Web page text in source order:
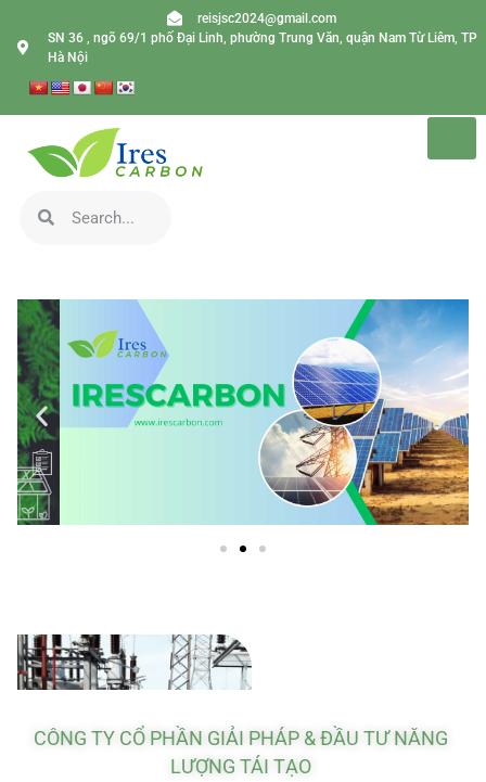
reisjsc2024@gmail.com
SN 36 , ngõ 69/1 phố Đại Linh, phường Trung Văn, quận Nam Từ Liêm, TP
Hà Nội
CÔNG TY CỔ PHẦN GIẢI PHÁP & ĐẦU TƯ NĂNG
LƯỢNG TÁI TẠO